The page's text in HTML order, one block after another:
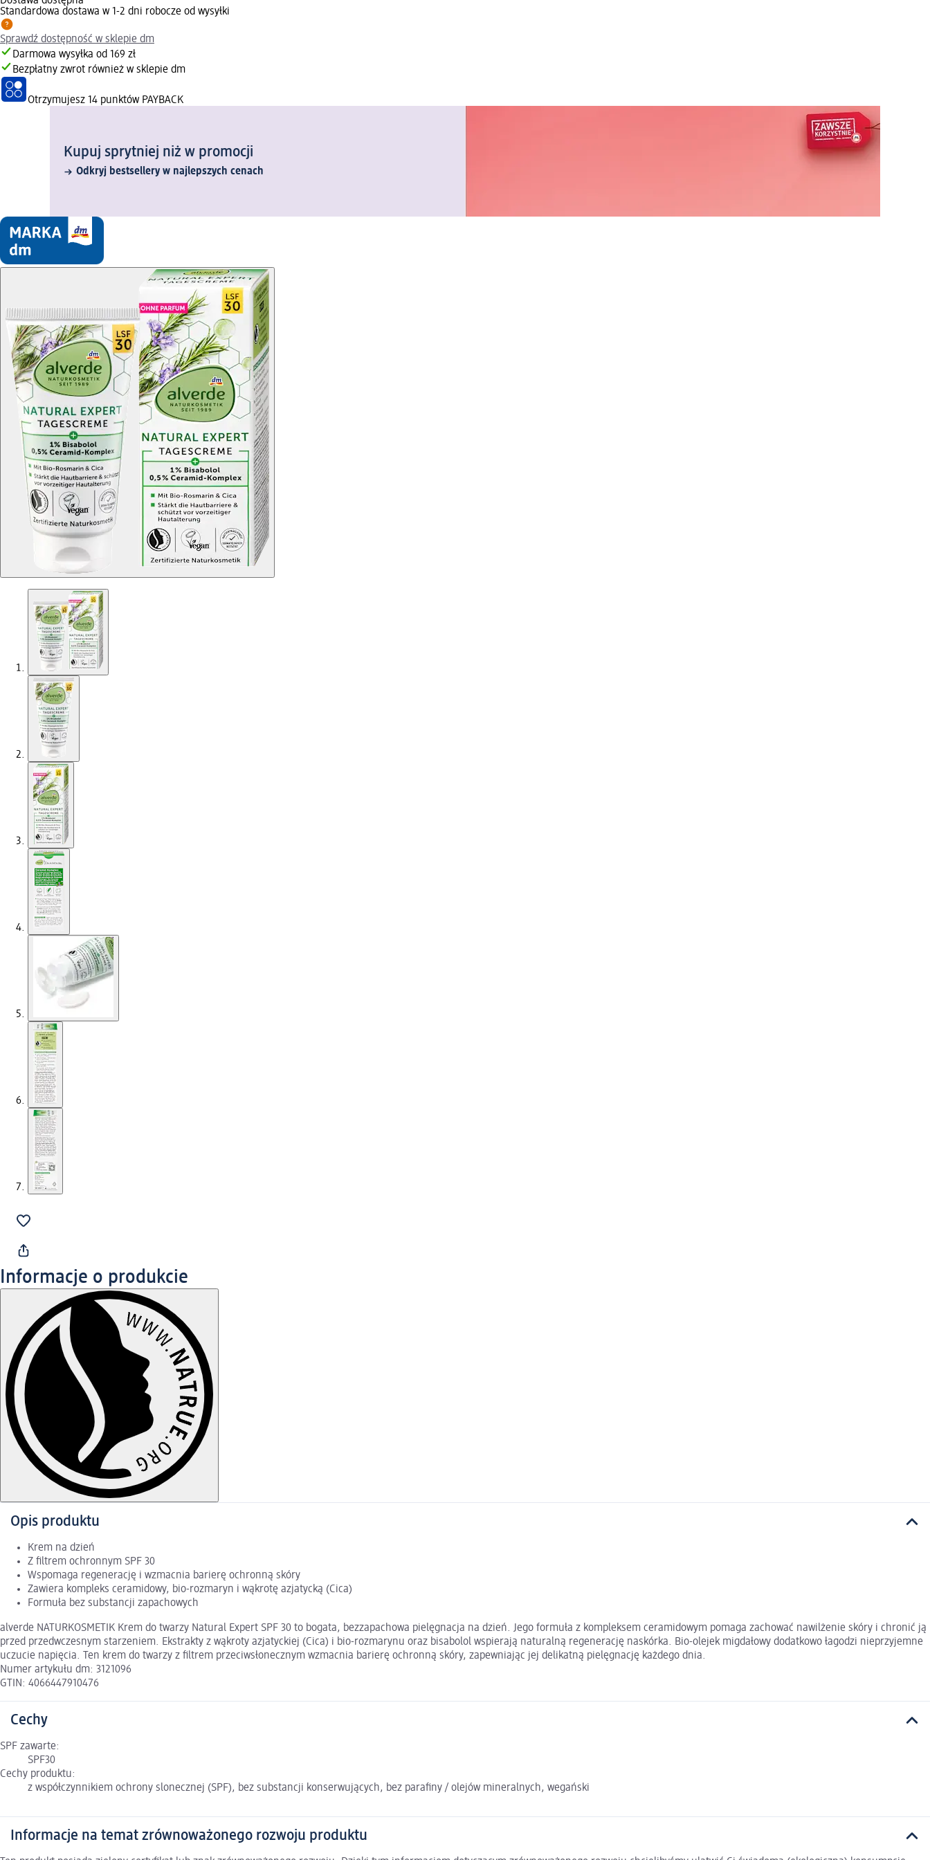
Standardowa dostawa w 1-2 dni robocze od wysyłki
Sprawdź dostępność w sklepie dm
Darmowa wysyłka od 169 zł
Bezpłatny zwrot również w sklepie dm
Otrzymujesz 14 punktów PAYBACK
Kupuj sprytniej niż w promocji
Odkryj bestsellery w najlepszych cenach
Informacje o produkcie
Opis produktu
Krem na dzień
Z filtrem ochronnym SPF 30
Wspomaga regenerację i wzmacnia barierę ochronną skóry
Zawiera kompleks ceramidowy, bio-rozmaryn i wąkrotę azjatycką (Cica)
Formuła bez substancji zapachowych
alverde NATURKOSMETIK Krem do twarzy Natural Expert SPF 30 to bogata, bezzapachowa pielęgnacja na dzień. Jego formuła z kompleksem ceramidowym pomaga zachować nawilżenie skóry i chronić ją
przed przedwczesnym starzeniem. Ekstrakty z wąkroty azjatyckiej (Cica) i bio-rozmarynu oraz bisabolol wspierają naturalną regenerację naskórka. Bio-olejek migdałowy dodatkowo łagodzi nieprzyjemne
uczucie napięcia. Ten krem do twarzy z filtrem przeciwsłonecznym wzmacnia barierę ochronną skóry, zapewniając jej delikatną pielęgnację każdego dnia.
Numer artykułu dm: 3121096
GTIN: 4066447910476
Cechy
SPF zawarte:
SPF30
Cechy produktu:
z współczynnikiem ochrony slonecznej (SPF), bez substancji konserwujących, bez parafiny / olejów mineralnych, wegański
Informacje na temat zrównoważonego rozwoju produktu